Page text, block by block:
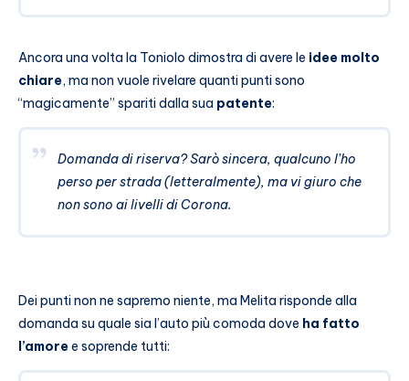
Ancora una volta la Toniolo dimostra di avere le idee molto
chiare, ma non vuole rivelare quanti punti sono
“magicamente” spariti dalla sua patente:
Domanda di riserva? Sarò sincera, qualcuno l’ho
perso per strada (letteralmente), ma vi giuro che
non sono ai livelli di Corona.
Dei punti non ne sapremo niente, ma Melita risponde alla
domanda su quale sia l’auto più comoda dove ha fatto
l’amoree soprende tutti: